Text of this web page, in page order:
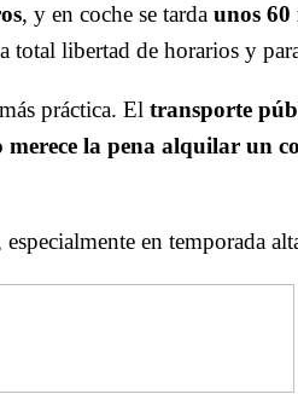
, y en coche se tarda unos
total libertad de horarios y
práctica. El transporte
merece la pena alquilar un
en temporada